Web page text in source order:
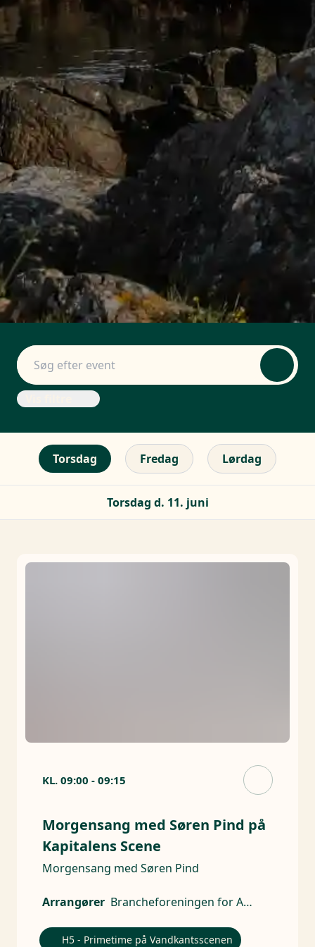
Torsdag Fredag Lørdag
Torsdag d. 11. juni
KL. 09:00 - 09:15
Morgensang med Søren Pind på
Kapitalens Scene
Morgensang med Søren Pind
Arrangører Brancheforeningen for Aktive Ejere
H5 - Primetime på Vandkantsscenen